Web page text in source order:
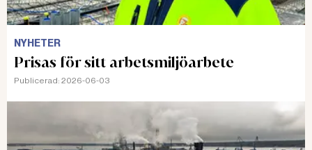
NYHETER
Prisas för sitt arbetsmiljöarbete
Publicerad: 2026-06-03